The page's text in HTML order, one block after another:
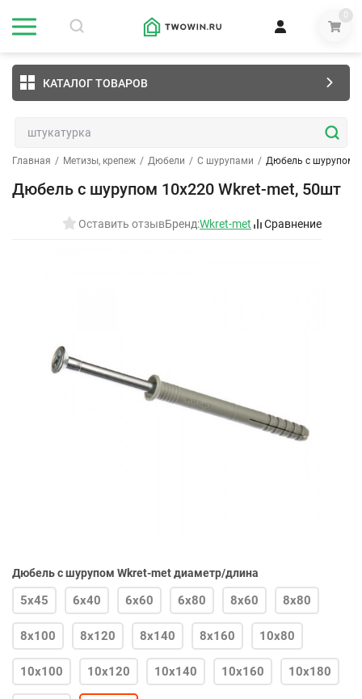
0
КАТАЛОГ ТОВАРОВ
Главная / Метизы, крепеж / Дюбели / С шурупами / Дюбель с шурупом
Дюбель с шурупом 10х220 Wkret-met, 50шт
Оставить отзывБренд:Wkret-met Сравнение
Дюбель с шурупом Wkret-met диаметр/длина
5х45 6х40 6х60 6х80 8х60 8х80
8х100 8х120 8х140 8х160 10х80
10х100 10х120 10х140 10х160 10х180